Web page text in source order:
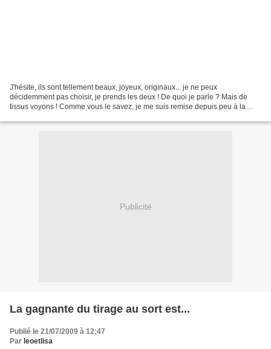
J'hésite, ils sont tellement beaux, joyeux, originaux... je ne peux
décidemment pas choisir, je prends les deux ! De quoi je parle ? Mais de
tissus voyons ! Comme vous le savez, je me suis remise depuis peu à la
Publicité
La gagnante du tirage au sort est...
Publié le 21/07/2009 à 12:47
Par leoetlisa